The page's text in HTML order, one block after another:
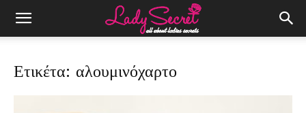
Ετικέτα: αλουμινόχαρτο